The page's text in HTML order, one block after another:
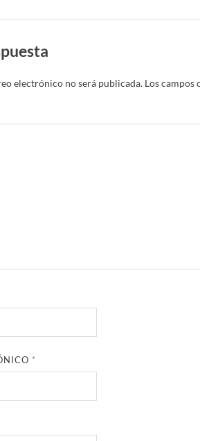
electrónico no será publicada. Los campos
*